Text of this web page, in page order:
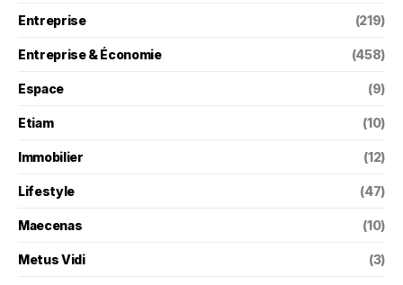
Entreprise (219)
Entreprise & Économie (458)
Espace (9)
Etiam (10)
Immobilier (12)
Lifestyle (47)
Maecenas (10)
Metus Vidi (3)